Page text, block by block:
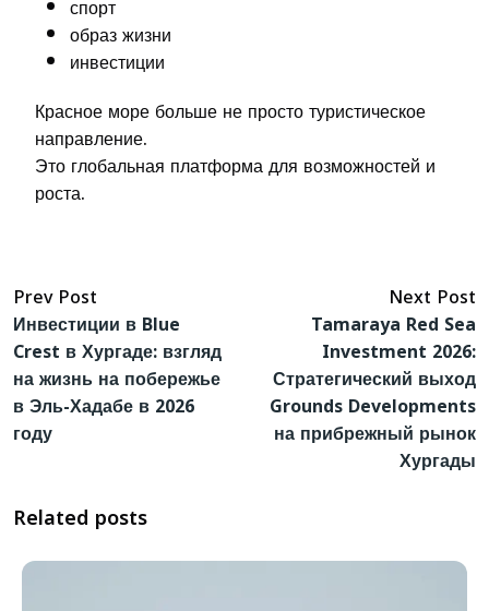
спорт
образ жизни
инвестиции
Красное море больше не просто туристическое
направление.
Это глобальная платформа для возможностей и
роста.
Prev Post
Инвестиции в Blue
Crest в Хургаде: взгляд
на жизнь на побережье
в Эль-Хадабе в 2026
году
Next Post
Tamaraya Red Sea
Investment 2026:
Стратегический выход
Grounds Developments
на прибрежный рынок
Хургады
Related posts